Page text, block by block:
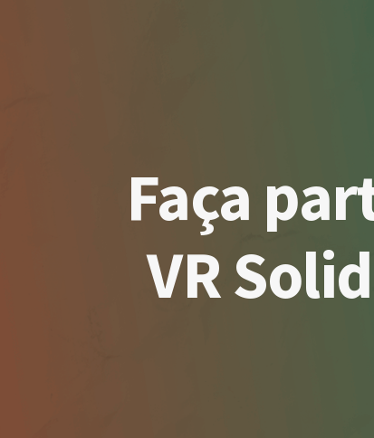
Faça
VR